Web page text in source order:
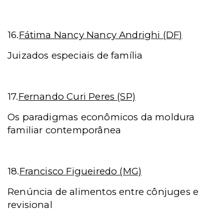
16.Fátima Nancy Nancy Andrighi (DF)
Juizados especiais de família
17.Fernando Curi Peres (SP)
Os paradigmas econômicos da moldura
familiar contemporânea
18.Francisco Figueiredo (MG)
Renúncia de alimentos entre cônjuges e
revisional